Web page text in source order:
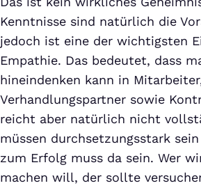
Kenntnisse sind natürlich die
jedoch ist eine der wichtigsten
Empathie. Das bedeutet, dass
hineindenken kann in
Verhandlungspartner sowie
reicht aber natürlich nicht
müssen durchsetzungsstark
zum Erfolg muss da sein. Wer
machen will, der sollte